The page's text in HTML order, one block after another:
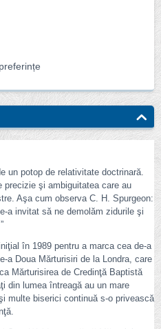
un potop de relativitate doctrinară.
şi ambiguitatea care au
Aşa cum observa C. H. Spurgeon:
a invitat să ne demolăm zidurile şi
în 1989 pentru a marca cea de-a
a Doua Mărturisiri de la Londra, care
Mărturisirea de Credinţă Baptistă
din lumea întreagă au un mare
multe biserici continuă s-o privească